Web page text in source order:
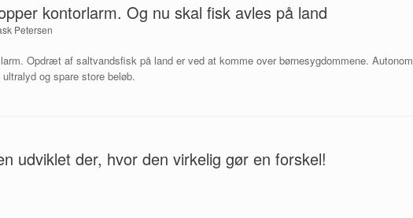
kontorlarm. Og nu skal fisk avles på land
Petersen
Opdræt af saltvandsfisk på land er ved at komme over børnesygdommene. Autonom
og spare store beløb.
udviklet der, hvor den virkelig gør en forskel!